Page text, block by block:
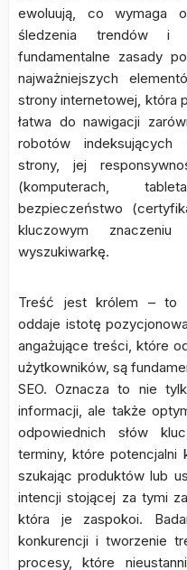
ewoluują, co wymaga
śledzenia trendów i
fundamentalne zasady
najważniejszych
strony internetowej, która
łatwa do nawigacji
robotów indeksujących
strony, jej
(komputerach,
bezpieczeństwo
kluczowym
wyszukiwarkę.
Treść jest królem – to
oddaje istotę
angażujące treści, które
użytkowników, są
SEO. Oznacza to nie
informacji, ale także
odpowiednich słów
terminy, które potencjalni
szukając produktów lub
intencji stojącej za tymi
która je zaspokoi.
konkurencji i tworzenie
procesy, które